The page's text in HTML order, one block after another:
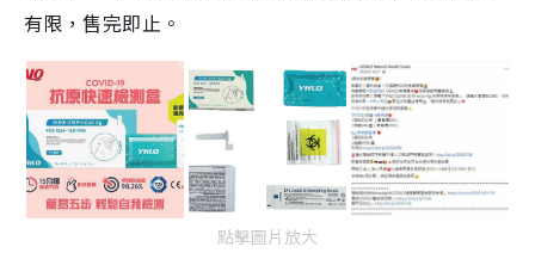
有限，售完即止。
點擊圖片放大